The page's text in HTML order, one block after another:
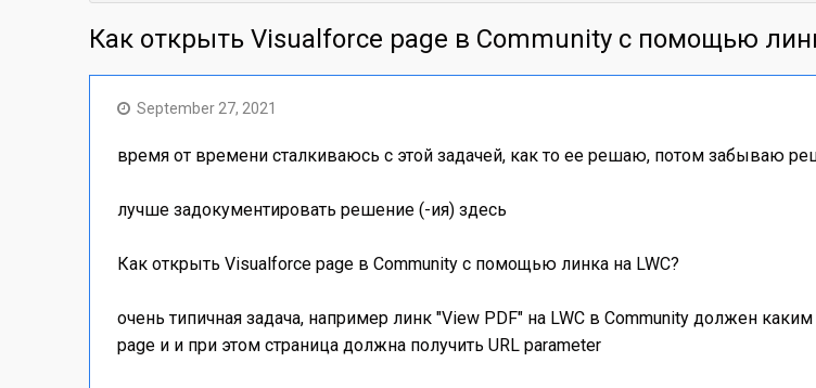
Как открыть Visualforce page в Community с помощью
September 27, 2021
время от времени сталкиваюсь с этой задачей, как то ее решаю, потом забываю
лучше задокументировать решение (-ия) здесь
Как открыть Visualforce page в Community с помощью линка на LWC?
очень типичная задача, например линк "View PDF" на LWC в Community должен
page и и при этом страница должна получить URL parameter